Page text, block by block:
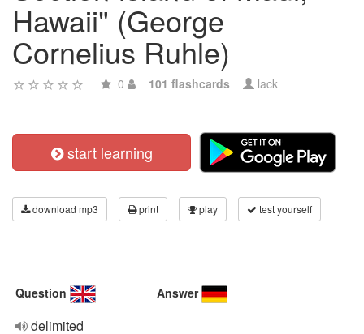
Hawaii" (George
Cornelius Ruhle)
0 101 flashcards lack
start learning
download mp3 print play test yourself
Question Answer
delimited